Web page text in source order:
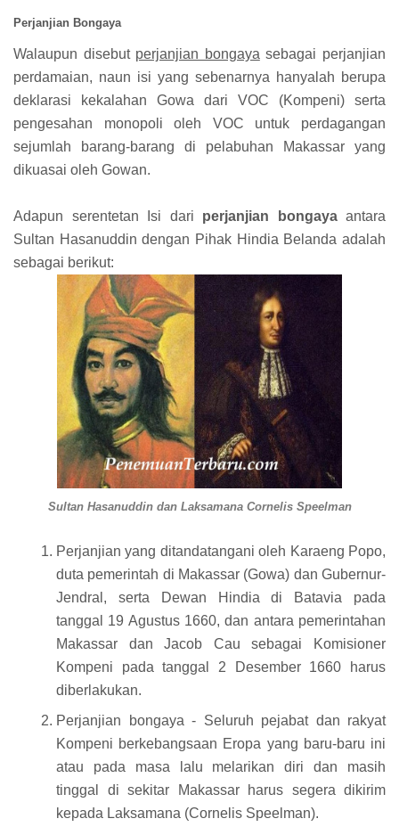
Perjanjian Bongaya
Walaupun disebut perjanjian bongaya sebagai perjanjian
perdamaian, naun isi yang sebenarnya hanyalah berupa
deklarasi kekalahan Gowa dari VOC (Kompeni) serta
pengesahan monopoli oleh VOC untuk perdagangan
sejumlah barang-barang di pelabuhan Makassar yang
dikuasai oleh Gowan.
Adapun serentetan Isi dari perjanjian bongayaantara
Sultan Hasanuddin dengan Pihak Hindia Belanda adalah
sebagai berikut:
Sultan Hasanuddin dan Laksamana Cornelis Speelman
Perjanjian yang ditandatangani oleh Karaeng Popo,
duta pemerintah di Makassar (Gowa) dan Gubernur-
Jendral, serta Dewan Hindia di Batavia pada
tanggal 19 Agustus 1660, dan antara pemerintahan
Makassar dan Jacob Cau sebagai Komisioner
Kompeni pada tanggal 2 Desember 1660 harus
diberlakukan.
Perjanjian bongaya - Seluruh pejabat dan rakyat
Kompeni berkebangsaan Eropa yang baru-baru ini
atau pada masa lalu melarikan diri dan masih
tinggal di sekitar Makassar harus segera dikirim
kepada Laksamana (Cornelis Speelman).